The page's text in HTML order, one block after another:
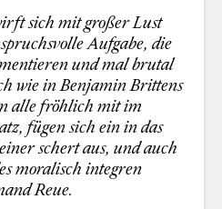
sich mit großer Lust
Aufgabe, die
und mal brutal
wie in Benjamin Brittens
alle fröhlich mit im
fügen sich ein in das
schert aus, und auch
moralisch integren
Reue.